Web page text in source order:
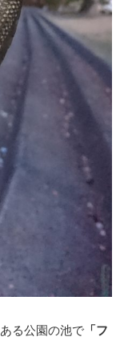
る公園の池で 「フ